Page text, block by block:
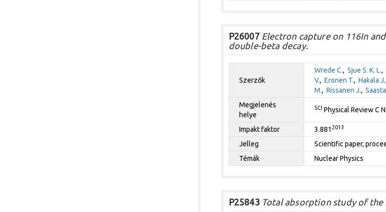
P26007Electron capture on 116In
double-beta decay.
Szerzők
Wrede C., Sjue S. K. L.,
V., Eronen T., Hakala J.,
M., Rissanen J.,
Megjelenés
helye
SCI Physical Review C
Impakt faktor 3.881 2013
Jelleg
Scientific paper,
Témák
Nuclear Physics
P25843Total absorption study of the